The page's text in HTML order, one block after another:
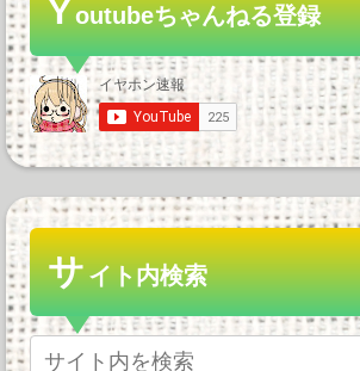
Youtubeちゃんねる登録
サイト内検索